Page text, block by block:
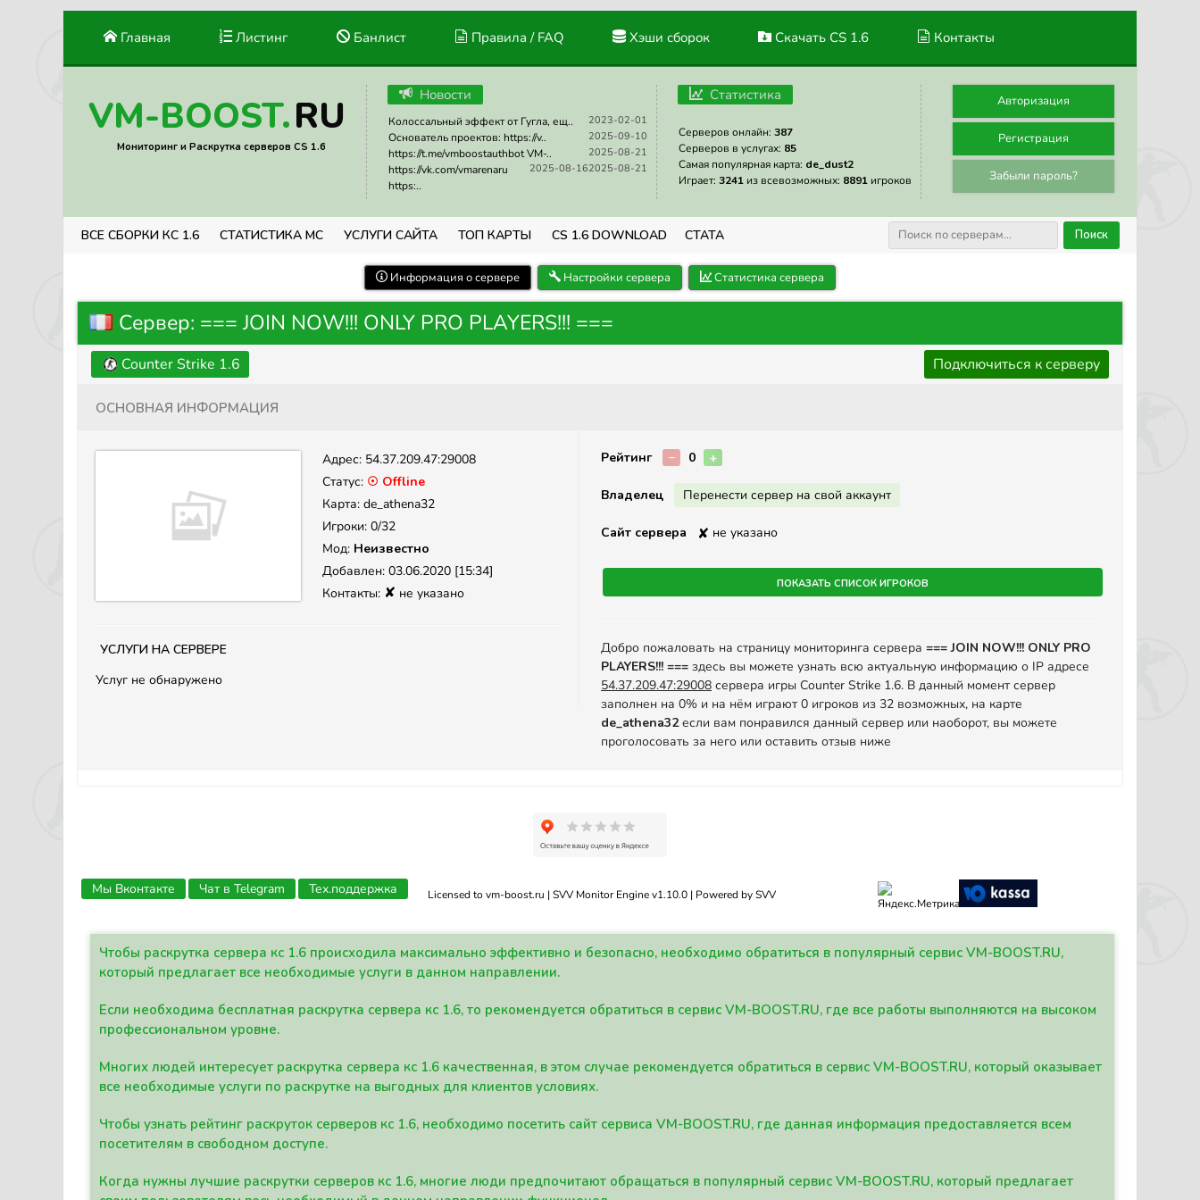
Главная Листинг Банлист Правила / FAQ Хэши сборок Скачать CS 1.6 Контакты
VM-BOOST.RU
Мониторинг и Раскрутка серверов CS 1.6
Новости
2023-02-01
Колоссальный эффект от Гугла, ещ..
2025-09-10
Основатель проектов: https://v..
2025-08-21
https://t.me/vmboostauthbot VM-..
2025-08-21
2025-08-16
https://vk.com/vmarenaru
https:..
Статистика
Серверов онлайн: 387
Серверов в услугах: 85
Самая популярная карта: de_dust2
Играет: 3241 из всевозможных: 8891 игроков
Авторизация
Регистрация
Забыли пароль?
ВСЕ СБОРКИ КС 1.6 СТАТИСТИКА МС УСЛУГИ САЙТА ТОП КАРТЫ CS 1.6 DOWNLOAD СТАТА Поиск
Информация о сервере Настройки сервера Статистика сервера
Сервер: === JOIN NOW!!! ONLY PRO PLAYERS!!! ===
Counter Strike 1.6 Подключиться к серверу
Основная информация
Адрес: 54.37.209.47:29008
Статус: ☉ Offline
Карта: de_athena32
Игроки: 0/32
Мод: Неизвестно
Добавлен: 03.06.2020 [15:34]
Контакты: ✘ не указано
Услуги на сервере
Услуг не обнаружено
Рейтинг − 0 +
Владелец Перенести сервер на свой аккаунт
Сайт сервера ✘ не указано
Показать список игроков
Добро пожаловать на страницу мониторинга сервера === JOIN NOW!!! ONLY PRO
PLAYERS!!! === здесь вы можете узнать всю актуальную информацию о IP адресе
54.37.209.47:29008 сервера игры Counter Strike 1.6. В данный момент сервер
заполнен на 0% и на нём играют 0 игроков из 32 возможных, на карте
de_athena32если вам понравился данный сервер или наоборот, вы можете
проголосовать за него или оставить отзыв ниже
Licensed to vm-boost.ru | SVV Monitor Engine v1.10.0 | Powered by SVV
Мы Вконтакте Чат в Telegram Тех.поддержка
Чтобы раскрутка сервера кс 1.6 происходила максимально эффективно и безопасно, необходимо обратиться в популярный сервис VM-BOOST.RU,
который предлагает все необходимые услуги в данном направлении.
Если необходима бесплатная раскрутка сервера кс 1.6, то рекомендуется обратиться в сервис VM-BOOST.RU, где все работы выполняются на высоком
профессиональном уровне.
Многих людей интересует раскрутка сервера кс 1.6 качественная, в этом случае рекомендуется обратиться в сервис VM-BOOST.RU, который оказывает
все необходимые услуги по раскрутке на выгодных для клиентов условиях.
Чтобы узнать рейтинг раскруток серверов кс 1.6, необходимо посетить сайт сервиса VM-BOOST.RU, где данная информация предоставляется всем
посетителям в свободном доступе.
Когда нужны лучшие раскрутки серверов кс 1.6, многие люди предпочитают обращаться в популярный сервис VM-BOOST.RU, который предлагает